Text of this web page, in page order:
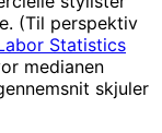
(Til perspektiv
Statistics
medianen
skjuler